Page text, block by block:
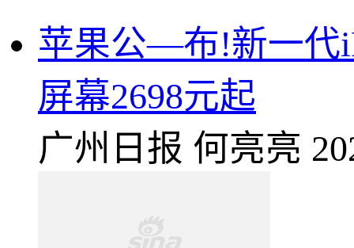
苹果公—布!新一代
屏幕2698元起
广州日报 何亮亮